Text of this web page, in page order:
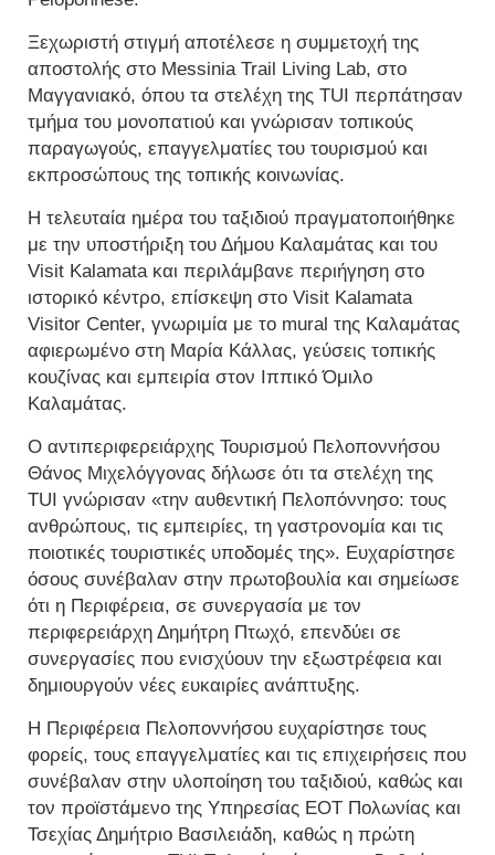
Ξεχωριστή στιγμή αποτέλεσε η συμμετοχή της
αποστολής στο Messinia Trail Living Lab, στο
Μαγγανιακό, όπου τα στελέχη της TUI περπάτησαν
τμήμα του μονοπατιού και γνώρισαν τοπικούς
παραγωγούς, επαγγελματίες του τουρισμού και
εκπροσώπους της τοπικής κοινωνίας.
Η τελευταία ημέρα του ταξιδιού πραγματοποιήθηκε
με την υποστήριξη του Δήμου Καλαμάτας και του
Visit Kalamata και περιλάμβανε περιήγηση στο
ιστορικό κέντρο, επίσκεψη στο Visit Kalamata
Visitor Center, γνωριμία με το mural της Καλαμάτας
αφιερωμένο στη Μαρία Κάλλας, γεύσεις τοπικής
κουζίνας και εμπειρία στον Ιππικό Όμιλο
Καλαμάτας.
Ο αντιπεριφερειάρχης Τουρισμού Πελοποννήσου
Θάνος Μιχελόγγονας δήλωσε ότι τα στελέχη της
TUI γνώρισαν «την αυθεντική Πελοπόννησο: τους
ανθρώπους, τις εμπειρίες, τη γαστρονομία και τις
ποιοτικές τουριστικές υποδομές της». Ευχαρίστησε
όσους συνέβαλαν στην πρωτοβουλία και σημείωσε
ότι η Περιφέρεια, σε συνεργασία με τον
περιφερειάρχη Δημήτρη Πτωχό, επενδύει σε
συνεργασίες που ενισχύουν την εξωστρέφεια και
δημιουργούν νέες ευκαιρίες ανάπτυξης.
Η Περιφέρεια Πελοποννήσου ευχαρίστησε τους
φορείς, τους επαγγελματίες και τις επιχειρήσεις που
συνέβαλαν στην υλοποίηση του ταξιδιού, καθώς και
τον προϊστάμενο της Υπηρεσίας ΕΟΤ Πολωνίας και
Τσεχίας Δημήτριο Βασιλειάδη, καθώς η πρώτη